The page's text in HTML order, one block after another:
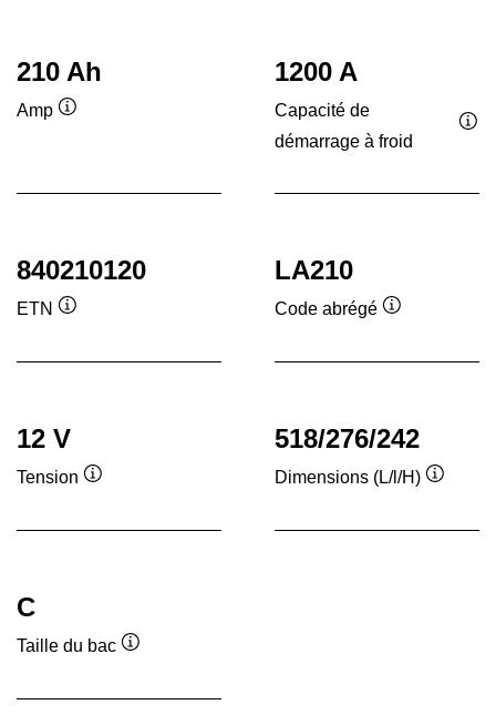
210 Ah
Amp
1200 A
Capacité de
démarrage à froid
840210120
ETN
LA210
Code abrégé
12 V
Tension
518/276/242
Dimensions (L/l/H)
C
Taille du bac